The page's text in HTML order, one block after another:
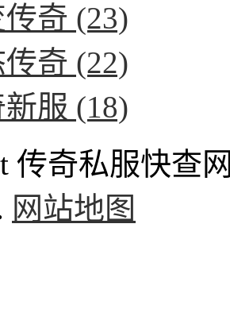
奇 (23)
奇 (22)
服 (18)
传奇私服快查
网站地图